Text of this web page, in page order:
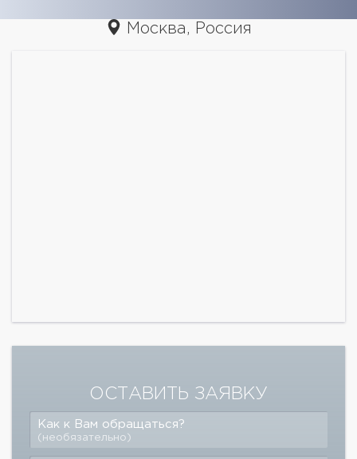
Москва, Россия
ОСТАВИТЬ ЗАЯВКУ
Как к Вам обращаться?
(необязательно)